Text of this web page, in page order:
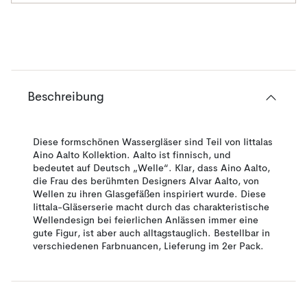
Beschreibung
Diese formschönen Wassergläser sind Teil von Iittalas
Aino Aalto Kollektion. Aalto ist finnisch, und
bedeutet auf Deutsch „Welle“. Klar, dass Aino Aalto,
die Frau des berühmten Designers Alvar Aalto, von
Wellen zu ihren Glasgefäßen inspiriert wurde. Diese
Iittala-Gläserserie macht durch das charakteristische
Wellendesign bei feierlichen Anlässen immer eine
gute Figur, ist aber auch alltagstauglich. Bestellbar in
verschiedenen Farbnuancen, Lieferung im 2er Pack.